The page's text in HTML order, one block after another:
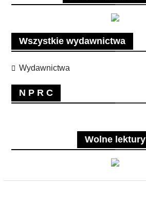
Wszystkie wydawnictwa
Wydawnictwa
N P R C
Wolne lektury